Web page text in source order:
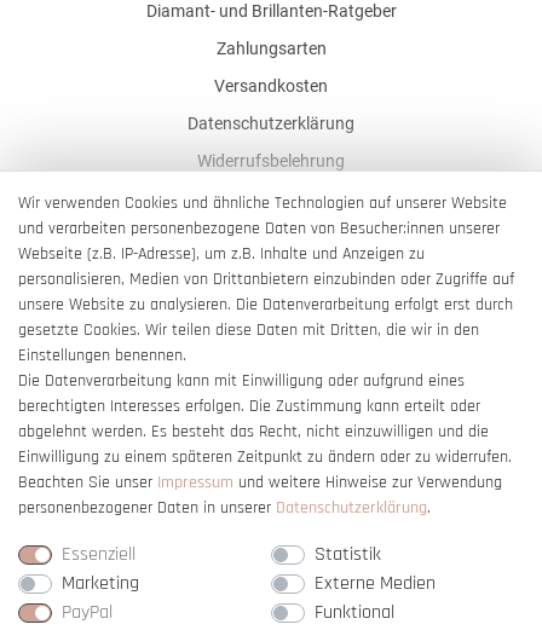
Diamant- und Brillanten-Ratgeber
Zahlungsarten
Versandkosten
Datenschutzerklärung
Widerrufsbelehrung
AGB
Impressum
Barrierefreiheitserklärung
Vertrag widerrufen
Wir verwenden Cookies und ähnliche Technologien auf unserer Website
und verarbeiten personenbezogene Daten von Besucher:innen unserer
Webseite (z.B. IP-Adresse), um z.B. Inhalte und Anzeigen zu
personalisieren, Medien von Drittanbietern einzubinden oder Zugriffe auf
unsere Website zu analysieren. Die Datenverarbeitung erfolgt erst durch
gesetzte Cookies. Wir teilen diese Daten mit Dritten, die wir in den
Einstellungen benennen.
Die Datenverarbeitung kann mit Einwilligung oder aufgrund eines
berechtigten Interesses erfolgen. Die Zustimmung kann erteilt oder
abgelehnt werden. Es besteht das Recht, nicht einzuwilligen und die
Einwilligung zu einem späteren Zeitpunkt zu ändern oder zu widerrufen.
Beachten Sie unser Impressum und weitere Hinweise zur Verwendung
personenbezogener Daten in unserer Daten­schutz­erklärung.
Essenziell
Statistik
Marketing
Externe Medien
PayPal
Funktional